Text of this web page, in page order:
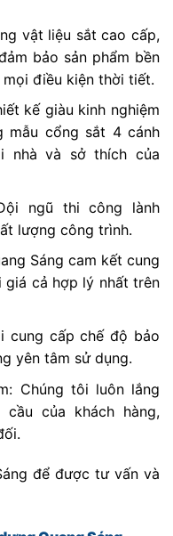
vật liệu sắt cao cấp,
bảo sản phẩm bền
điều kiện thời tiết.
kế giàu kinh nghiệm
mẫu cổng sắt 4 cánh
nhà và sở thích của
ngũ thi công lành
lượng công trình.
Sáng cam kết cung
giá cả hợp lý nhất trên
cung cấp chế độ bảo
yên tâm sử dụng.
Chúng tôi luôn lắng
của khách hàng,
để được tư vấn và